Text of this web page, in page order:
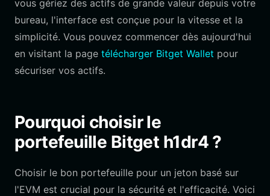
vous gériez des actifs de grande valeur depuis votre
bureau, l'interface est conçue pour la vitesse et la
simplicité. Vous pouvez commencer dès aujourd'hui
en visitant la page télécharger Bitget Wallet pour
sécuriser vos actifs.
Pourquoi choisir le
portefeuille Bitget h1dr4 ?
Choisir le bon portefeuille pour un jeton basé sur
l'EVM est crucial pour la sécurité et l'efficacité. Voici